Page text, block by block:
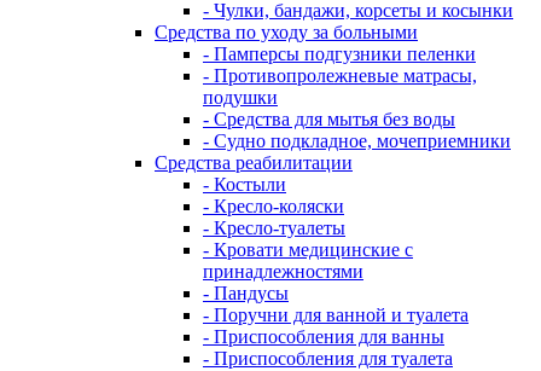
- Чулки, бандажи, корсеты и косынки
Средства по уходу за больными
- Памперсы подгузники пеленки
- Противопролежневые матрасы,
подушки
- Средства для мытья без воды
- Судно подкладное, мочеприемники
Средства реабилитации
- Костыли
- Кресло-коляски
- Кресло-туалеты
- Кровати медицинские с
принадлежностями
- Пандусы
- Поручни для ванной и туалета
- Приспособления для ванны
- Приспособления для туалета